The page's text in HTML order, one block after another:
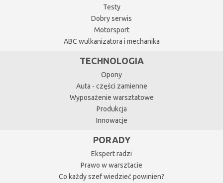
Testy
Dobry serwis
Motorsport
ABC wulkanizatora i mechanika
TECHNOLOGIA
Opony
Auta - części zamienne
Wyposażenie warsztatowe
Produkcja
Innowacje
PORADY
Ekspert radzi
Prawo w warsztacie
Co każdy szef wiedzieć powinien?